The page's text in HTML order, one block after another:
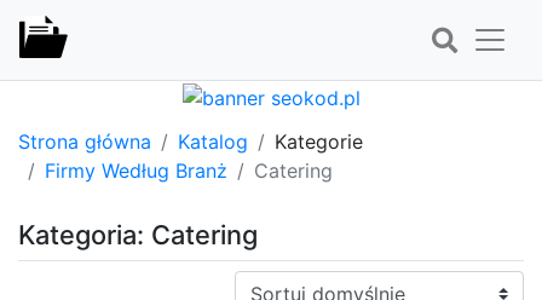
Strona główna Katalog
Kategorie
Firmy Według Branż
Catering
Kategoria: Catering
Sortuj: